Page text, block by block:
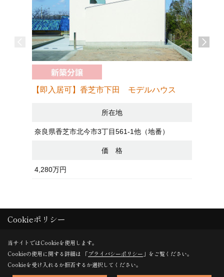
【即入居可】香芝市下田 モデルハウス
所在地
奈良県香芝市北今市3丁目561-1他（地番）
価 格
4,280万円
Cookieポリシー
当サイトではCookieを使用します。
Cookieの使用に関する詳細は 「プライバシーポリシー 」をご覧ください。
Cookieを受け入れるか拒否するか選択してください。